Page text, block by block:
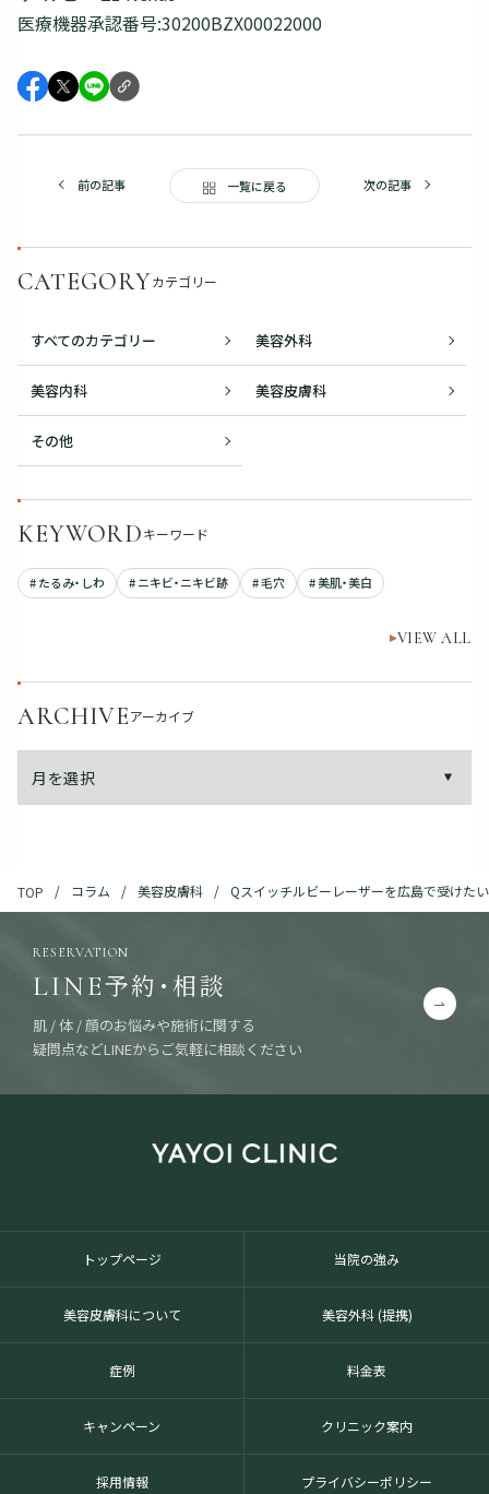
医療機器承認番号:30200BZX00022000
前の記事 一覧に戻る 次の記事
CATEGORYカテゴリー
すべてのカテゴリー 美容外科
美容内科 美容皮膚科
その他
KEYWORDキーワード
# たるみ・しわ # ニキビ・ニキビ跡 # 毛穴 # 美肌・美白
VIEW ALL
ARCHIVEアーカイブ
TOP コラム 美容皮膚科 Qスイッチルビーレーザーを広島で受けた
LINE予約・相談
RESERVATION
肌 / 体 / 顔のお悩みや施術に関する
疑問点などLINEからご気軽に相談ください
トップページ 当院の強み
美容皮膚科について 美容外科 (提携)
症例 料金表
キャンペーン クリニック案内
採用情報 プライバシーポリシー